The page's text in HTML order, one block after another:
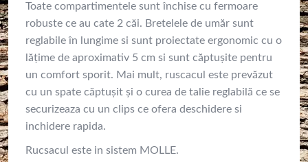
Toate compartimentele sunt închise cu fermoare
robuste ce au cate 2 căi. Bretelele de umăr sunt
reglabile în lungime si sunt proiectate ergonomic cu o
lățime de aproximativ 5 cm si sunt căptușite pentru
un comfort sporit. Mai mult, ruscacul este prevăzut
cu un spate căptușit și o curea de talie reglabilă ce se
securizeaza cu un clips ce ofera deschidere si
inchidere rapida.
Rucsacul este in sistem MOLLE.